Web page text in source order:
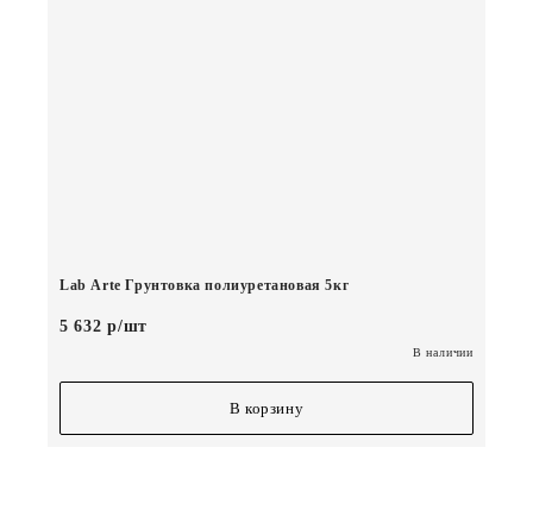
Lab Arte Грунтовка полиуретановая 5кг
5 632 р/шт
В наличии
В корзину